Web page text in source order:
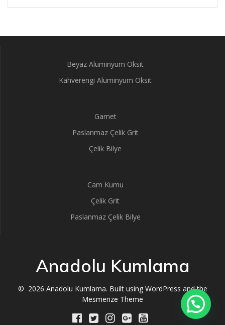
Beyaz Aluminyum Oksit
Kahverengi Aluminyum Oksit
Garnet
Paslanmaz Çelik Grit
Çelik Bilye
Cam Kumu
Çelik Grit
Paslanmaz Çelik Bilye
Anadolu Kumlama
© 2026 Anadolu Kumlama. Built using WordPress and the
Mesmerize Theme